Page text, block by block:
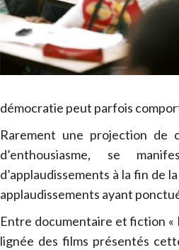
démocratie peut parfois
Rarement une projection de
d’enthousiasme, se
d’applaudissements à la fin de
applaudissements ayant
Entre documentaire et fiction «
lignée des films présentés